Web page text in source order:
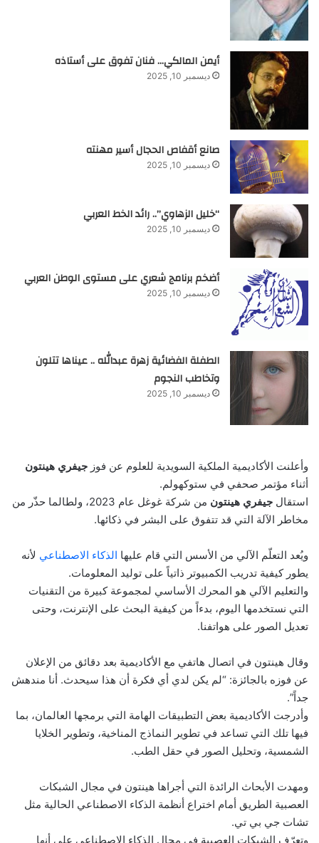
أيمن المالكي… فنان تفوق على أستاذه
ديسمبر 10, 2025
صانع أقفاص الحجال أسير مهنته
ديسمبر 10, 2025
“خليل الزهاوي”.. رائد الخط العربي
ديسمبر 10, 2025
أضخم برنامج شعري على مستوى الوطن العربي
ديسمبر 10, 2025
الطفلة الفضائية زهرة عبدالله .. عيناها تتلون
وتخاطب النجوم
ديسمبر 10, 2025
وأعلنت الأكاديمية الملكية السويدية للعلوم عن فوز جيفري هينتون
أثناء مؤتمر صحفي في ستوكهولم.
استقال جيفري هينتون
من شركة غوغل عام 2023، ولطالما حذّر من
مخاطر الآلة التي قد تتفوق على البشر في ذكائها.
ويُعد التعلّم الآلي من الأسس التي قام عليها الذكاء الاصطناعي لأنه
يطور كيفية تدريب الكمبيوتر ذاتياً على توليد المعلومات.
والتعليم الآلي هو المحرك الأساسي لمجموعة كبيرة من التقنيات
التي نستخدمها اليوم، بدءاً من كيفية البحث على الإنترنت، وحتى
تعديل الصور على هواتفنا.
وقال هينتون في اتصال هاتفي مع الأكاديمية بعد دقائق من الإعلان
عن فوزه بالجائزة: “لم يكن لدي أي فكرة أن هذا سيحدث. أنا مندهش
جداً”.
وأدرجت الأكاديمية بعض التطبيقات الهامة التي برمجها العالمان، بما
فيها تلك التي تساعد في تطوير النماذج المناخية، وتطوير الخلايا
الشمسية، وتحليل الصور في حقل الطب.
ومهدت الأبحاث الرائدة التي أجراها هينتون في مجال الشبكات
العصبية الطريق أمام اختراع أنظمة الذكاء الاصطناعي الحالية مثل
تشات جي بي تي.
وتعرّف الشبكات العصبية في مجال الذكاء الاصطناعي على أنها